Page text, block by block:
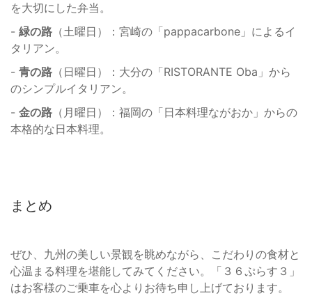
を大切にした弁当。
- 緑の路 （土曜日）：宮崎の「pappacarbone」によるイ
タリアン。
- 青の路 （日曜日）：大分の「RISTORANTE Oba」から
のシンプルイタリアン。
- 金の路 （月曜日）：福岡の「日本料理ながおか」からの
本格的な日本料理。
まとめ
ぜひ、九州の美しい景観を眺めながら、こだわりの食材と
心温まる料理を堪能してみてください。「３６ぷらす３」
はお客様のご乗車を心よりお待ち申し上げております。